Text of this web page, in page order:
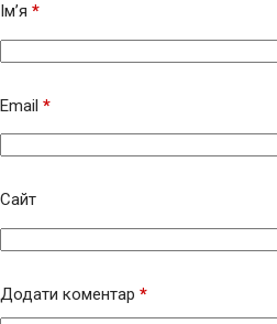
Ім’я *
Email *
Сайт
Додати коментар *